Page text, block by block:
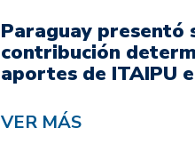
Paraguay presentó
contribución
aportes de ITAIPU
VER MÁS